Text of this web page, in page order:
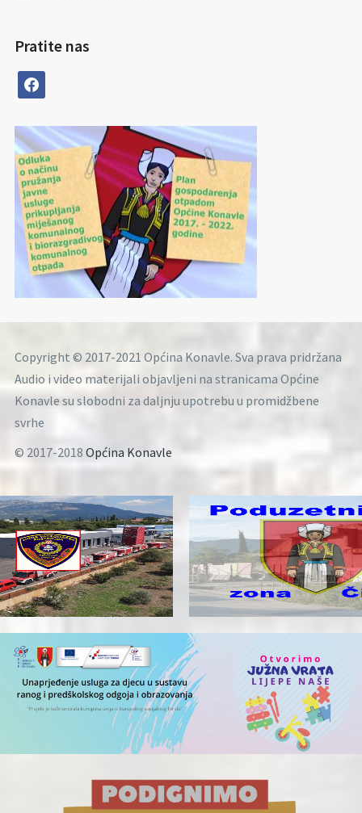
Pratite nas
facebook
Copyright © 2017-2021 Općina Konavle. Sva prava pridržana
Audio i video materijali objavljeni na stranicama Općine
Konavle su slobodni za daljnju upotrebu u promidžbene
svrhe
© 2017-2018 Općina Konavle